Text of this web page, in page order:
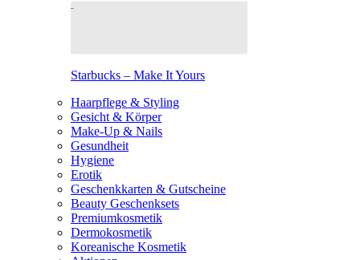
Starbucks – Make It Yours
Haarpflege & Styling
Gesicht & Körper
Make-Up & Nails
Gesundheit
Hygiene
Erotik
Geschenkkarten & Gutscheine
Beauty Geschenksets
Premiumkosmetik
Dermokosmetik
Koreanische Kosmetik